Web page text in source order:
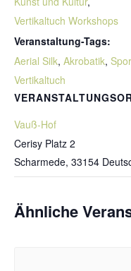
Vertikaltuch Workshops
Veranstaltung-Tags:
Aerial Silk, Akrobatik,
Vertikaltuch
Vauß-Hof
Cerisy Platz 2
Scharmede, 33154
Ähnliche